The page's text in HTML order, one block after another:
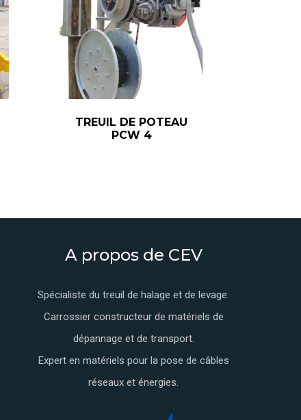
TREUIL DE POTEAU
PCW 4
A propos de CEV
Spécialiste du treuil de halage et de levage.
Carrossier constructeur de matériels de
dépannage et de transport.
Expert en matériels pour la pose de câbles
réseaux et énergies.